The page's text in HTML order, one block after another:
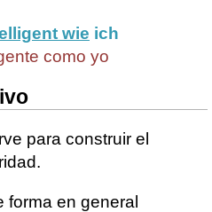
wie ich
como yo
para construir el
forma en general